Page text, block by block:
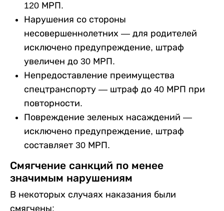
120 МРП.
Нарушения со стороны
несовершеннолетних — для родителей
исключено предупреждение, штраф
увеличен до 30 МРП.
Непредоставление преимущества
спецтранспорту — штраф до 40 МРП при
повторности.
Повреждение зеленых насаждений —
исключено предупреждение, штраф
составляет 30 МРП.
Смягчение санкций по менее
значимым нарушениям
В некоторых случаях наказания были
смягчены: